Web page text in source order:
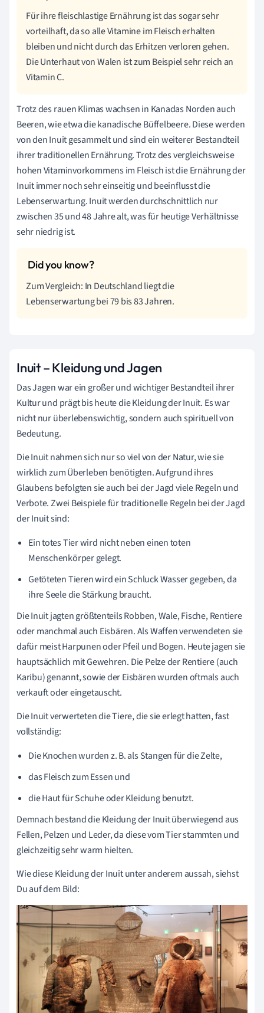
Für ihre fleischlastige Ernährung ist das sogar sehr
vorteilhaft, da so alle Vitamine im Fleisch erhalten
bleiben und nicht durch das Erhitzen verloren gehen.
Die Unterhaut von Walen ist zum Beispiel sehr reich an
Vitamin C.
Trotz des rauen Klimas wachsen in Kanadas Norden auch
Beeren, wie etwa die kanadische Büffelbeere. Diese werden
von den Inuit gesammelt und sind ein weiterer Bestandteil
ihrer traditionellen Ernährung. Trotz des vergleichsweise
hohen Vitaminvorkommens im Fleisch ist die Ernährung der
Inuit immer noch sehr einseitig und beeinflusst die
Lebenserwartung. Inuit werden durchschnittlich nur
zwischen 35 und 48 Jahre alt, was für heutige Verhältnisse
sehr niedrig ist.
Zum Vergleich: In Deutschland liegt die
Lebenserwartung bei 79 bis 83 Jahren.
Inuit – Kleidung und Jagen
Das Jagen war ein großer und wichtiger Bestandteil ihrer
Kultur und prägt bis heute die Kleidung der Inuit. Es war
nicht nur überlebenswichtig, sondern auch spirituell von
Bedeutung.
Die Inuit nahmen sich nur so viel von der Natur, wie sie
wirklich zum Überleben benötigten. Aufgrund ihres
Glaubens befolgten sie auch bei der Jagd viele Regeln und
Verbote. Zwei Beispiele für traditionelle Regeln bei der Jagd
der Inuit sind:
Ein totes Tier wird nicht neben einen toten
Menschenkörper gelegt.
Getöteten Tieren wird ein Schluck Wasser gegeben, da
ihre Seele die Stärkung braucht.
Die Inuit jagten größtenteils Robben, Wale, Fische, Rentiere
oder manchmal auch Eisbären. Als Waffen verwendeten sie
dafür meist Harpunen oder Pfeil und Bogen. Heute jagen sie
hauptsächlich mit Gewehren. Die Pelze der Rentiere (auch
Karibu) genannt, sowie der Eisbären wurden oftmals auch
verkauft oder eingetauscht.
Die Inuit verwerteten die Tiere, die sie erlegt hatten, fast
vollständig:
Die Knochen wurden z. B. als Stangen für die Zelte,
das Fleisch zum Essen und
die Haut für Schuhe oder Kleidung benutzt.
Demnach bestand die Kleidung der Inuit überwiegend aus
Fellen, Pelzen und Leder, da diese vom Tier stammten und
gleichzeitig sehr warm hielten.
Wie diese Kleidung der Inuit unter anderem aussah, siehst
Du auf dem Bild: